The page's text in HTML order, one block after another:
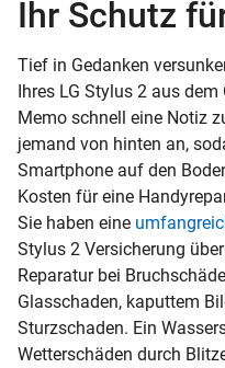
Ihr Schutz
Tief in Gedanken
Ihres LG Stylus 2 aus
Memo schnell eine Notiz
jemand von hinten an,
Smartphone auf den
Kosten für eine
Sie haben eine
Stylus 2 Versicherung
Reparatur bei
Glasschaden, kaputtem
Sturzschaden. Ein
Wetterschäden durch